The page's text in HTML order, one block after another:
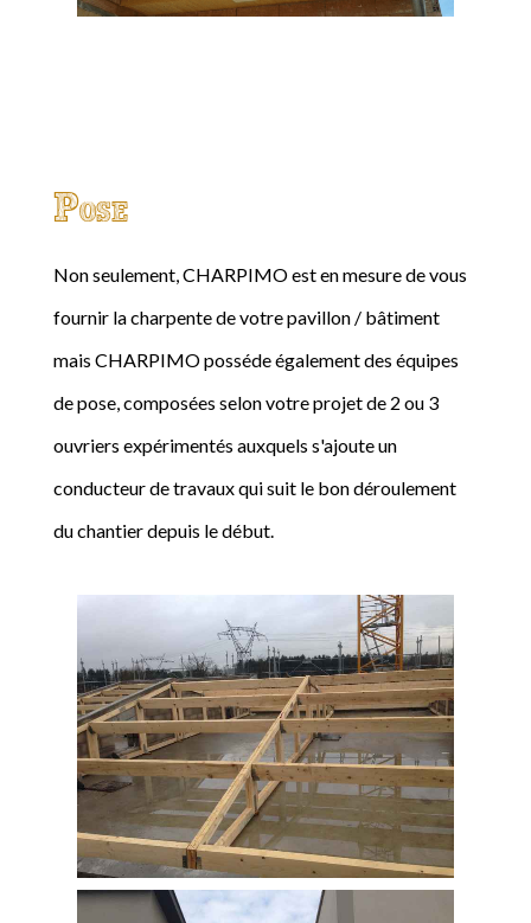
Pose
Non seulement, CHARPIMO est en mesure de vous
fournir la charpente de votre pavillon / bâtiment
mais CHARPIMO posséde également des équipes
de pose, composées selon votre projet de 2 ou 3
ouvriers expérimentés auxquels s'ajoute un
conducteur de travaux qui suit le bon déroulement
du chantier depuis le début.